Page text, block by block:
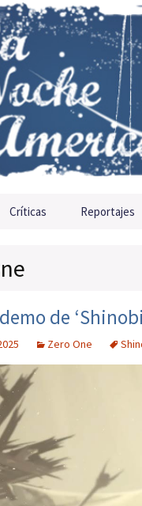
Críticas Reportajes
de
Zero One